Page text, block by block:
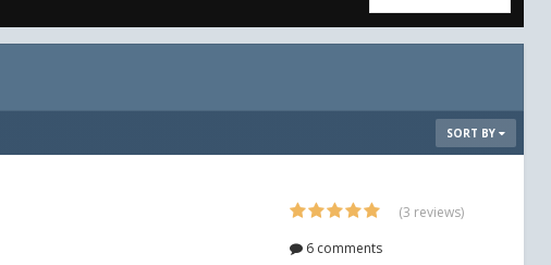
SORT BY
(3 reviews)
6 comments